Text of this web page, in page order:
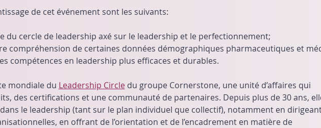
de cet événement sont les suivants:
du cercle de leadership axé sur le leadership et le perfectionnement;
compréhension de certaines données démographiques pharmaceutiques et
compétences en leadership plus efficaces et durables.
mondiale du Leadership Circle du groupe Cornerstone, une unité d’affaires qui
des certifications et une communauté de partenaires. Depuis plus de 30 ans,
le leadership (tant sur le plan individuel que collectif), notamment en
en offrant de l’orientation et de l’encadrement en matière de